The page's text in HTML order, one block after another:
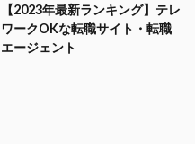
【2023年最新ランキング】テレ
ワークOKな転職サイト・転職
エージェント